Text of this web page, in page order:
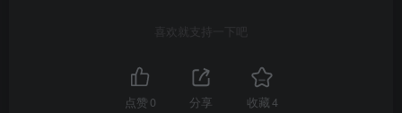
喜欢就支持一下吧
点赞 0 分享 收藏4